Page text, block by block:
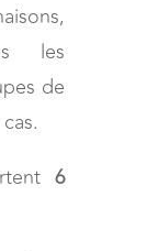
les
de
6